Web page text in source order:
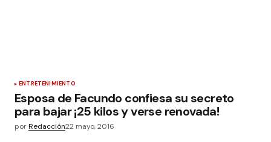
ENTRETENIMIENTO
Esposa de Facundo confiesa su secreto
para bajar ¡25 kilos y verse renovada!
porRedacción22 mayo, 2016